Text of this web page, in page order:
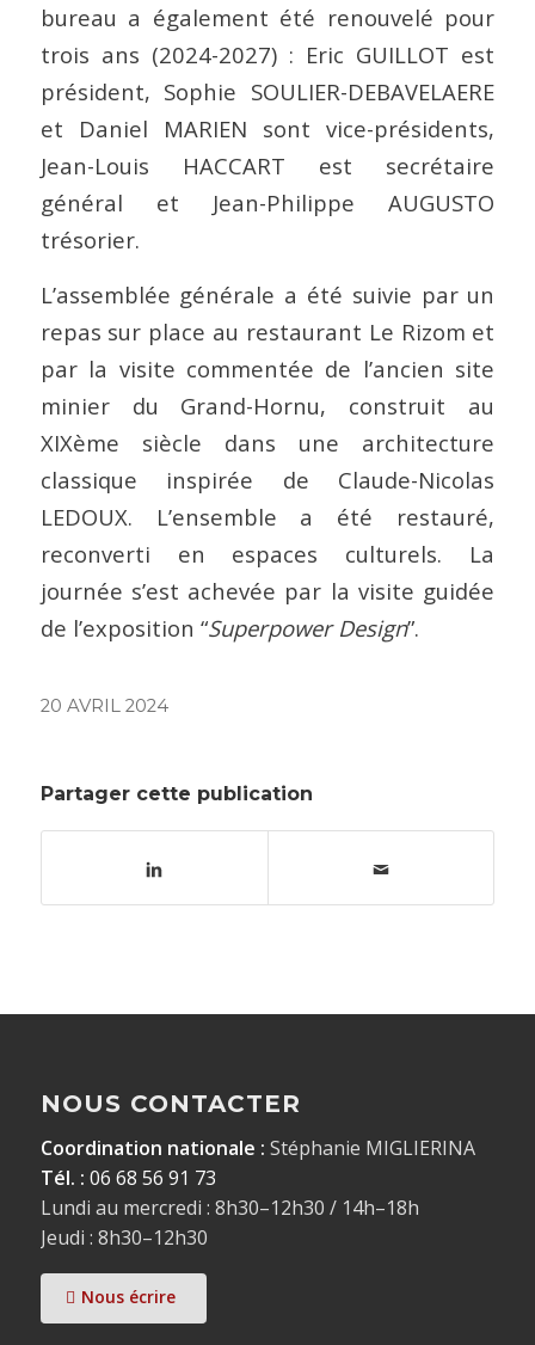
bureau a également été renouvelé pour
trois ans (2024-2027) : Eric GUILLOT est
président, Sophie SOULIER-DEBAVELAERE
et Daniel MARIEN sont vice-présidents,
Jean-Louis HACCART est secrétaire
général et Jean-Philippe AUGUSTO
trésorier.
L’assemblée générale a été suivie par un
repas sur place au restaurant Le Rizom et
par la visite commentée de l’ancien site
minier du Grand-Hornu, construit au
XIXème siècle dans une architecture
classique inspirée de Claude-Nicolas
LEDOUX. L’ensemble a été restauré,
reconverti en espaces culturels. La
journée s’est achevée par la visite guidée
de l’exposition “Superpower Design”.
20 AVRIL 2024
Partager cette publication
NOUS CONTACTER
Coordination nationale : Stéphanie MIGLIERINA
Tél. : 06 68 56 91 73
Lundi au mercredi : 8h30–12h30 / 14h–18h
Jeudi : 8h30–12h30
Nous écrire